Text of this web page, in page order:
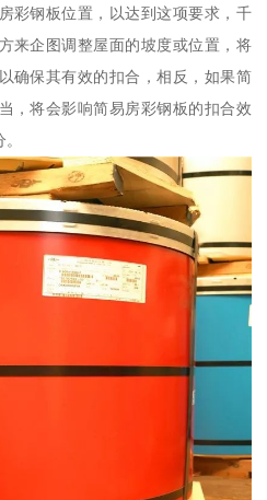
彩钢板位置，以达到这项要求，千
来企图调整屋面的坡度或位置，将
确保其有效的扣合，相反，如果简
，将会影响简易房彩钢板的扣合效